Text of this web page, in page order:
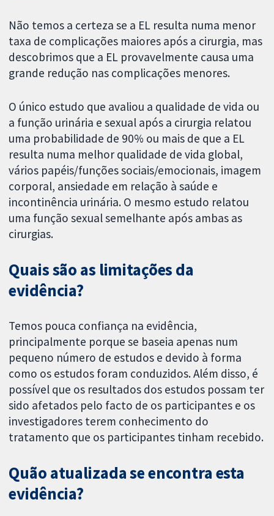
Não temos a certeza se a EL resulta numa menor
taxa de complicações maiores após a cirurgia, mas
descobrimos que a EL provavelmente causa uma
grande redução nas complicações menores.
O único estudo que avaliou a qualidade de vida ou
a função urinária e sexual após a cirurgia relatou
uma probabilidade de 90% ou mais de que a EL
resulta numa melhor qualidade de vida global,
vários papéis/funções sociais/emocionais, imagem
corporal, ansiedade em relação à saúde e
incontinência urinária. O mesmo estudo relatou
uma função sexual semelhante após ambas as
cirurgias.
Quais são as limitações da
evidência?
Temos pouca confiança na evidência,
principalmente porque se baseia apenas num
pequeno número de estudos e devido à forma
como os estudos foram conduzidos. Além disso, é
possível que os resultados dos estudos possam ter
sido afetados pelo facto de os participantes e os
investigadores terem conhecimento do
tratamento que os participantes tinham recebido.
Quão atualizada se encontra esta
evidência?